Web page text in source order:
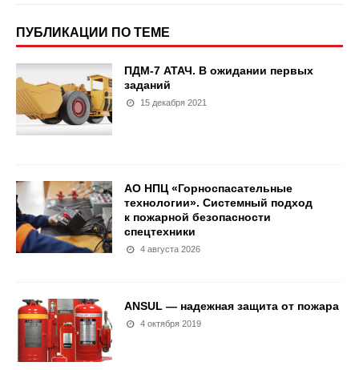
ПУБЛИКАЦИИ ПО ТЕМЕ
ПДМ-7 АТАЧ. В ожидании первых
заданий
15 декабря 2021
АО НПЦ «Горноспасательные
технологии». Системный подход
к пожарной безопасности
спецтехники
4 августа 2026
ANSUL — надежная защита от пожара
4 октября 2019